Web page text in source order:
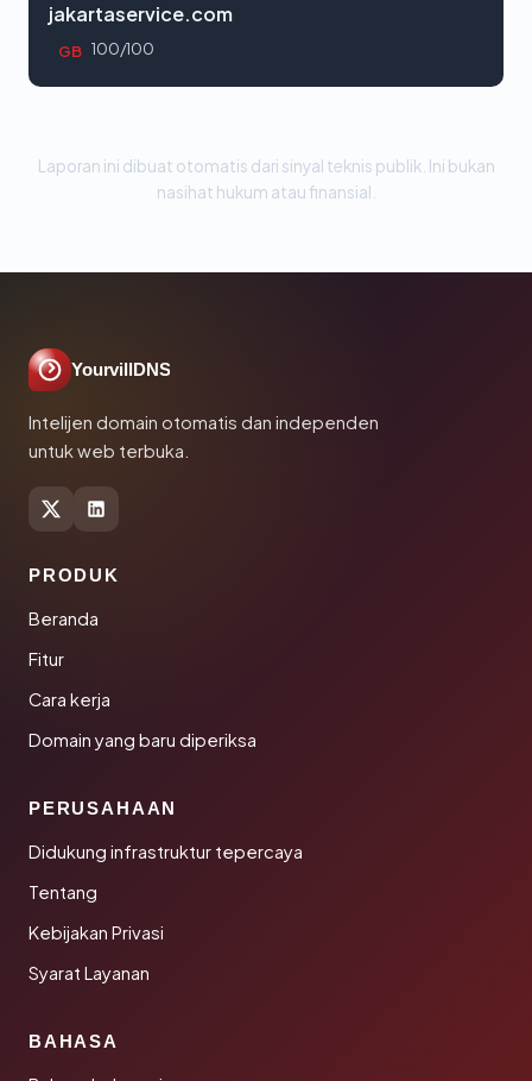
jakartaservice.com
GB 100/100
Laporan ini dibuat otomatis dari sinyal teknis publik. Ini bukan
nasihat hukum atau finansial.
YourvillDNS
Intelijen domain otomatis dan independen
untuk web terbuka.
PRODUK
Beranda
Fitur
Cara kerja
Domain yang baru diperiksa
PERUSAHAAN
Didukung infrastruktur tepercaya
Tentang
Kebijakan Privasi
Syarat Layanan
BAHASA